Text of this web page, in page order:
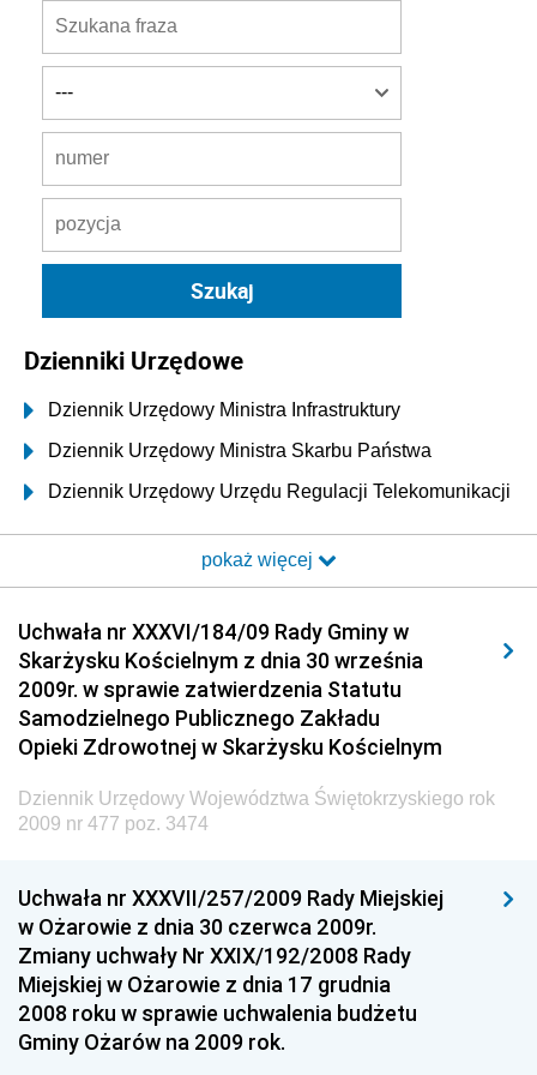
Dzienniki Urzędowe
Dziennik Urzędowy Ministra Infrastruktury
Dziennik Urzędowy Ministra Skarbu Państwa
Dziennik Urzędowy Urzędu Regulacji Telekomunikacji
Dziennik Urzędowy Ministra Transportu i Budownictwa
Elektronicznej
Dziennik Urzędowy Ministra Spraw Wewnętrznych i
Administracji
Dziennik Urzędowy Ministra Transportu
Dziennik Urzędowy Ministra Budownictwa
Dziennik Urzędowy Ministra Nauki i Szkolnictwa
Dziennik Urzędowy Głównego Urzędu Miar
Dziennik Urzędowy Ministra Rolnictwa i Rozwoju Wsi
Dziennik Urzędowy Ministra Edukacji Narodowej i
Sportu
Dziennik Urzędowy Ministra Edukacji i Nauki
pokaż więcej
Uchwała nr XXXVI/184/09 Rady Gminy w
Skarżysku Kościelnym z dnia 30 września
2009r. w sprawie zatwierdzenia Statutu
Samodzielnego Publicznego Zakładu
Opieki Zdrowotnej w Skarżysku Kościelnym
Dziennik Urzędowy Województwa Świętokrzyskiego rok
2009 nr 477 poz. 3474
Uchwała nr XXXVII/257/2009 Rady Miejskiej
w Ożarowie z dnia 30 czerwca 2009r.
Zmiany uchwały Nr XXIX/192/2008 Rady
Miejskiej w Ożarowie z dnia 17 grudnia
2008 roku w sprawie uchwalenia budżetu
Gminy Ożarów na 2009 rok.